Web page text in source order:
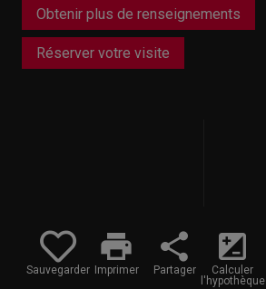
Obtenir plus de renseignements
Réserver votre visite
Sauvegarder
print
Imprimer
share
Partager
iso
Calculer
l'hypothèque